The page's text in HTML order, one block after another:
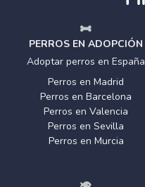
PERROS EN ADOPCIÓN
Adoptar perros en España
Perros en Madrid
Perros en Barcelona
Perros en Valencia
Perros en Sevilla
Perros en Murcia